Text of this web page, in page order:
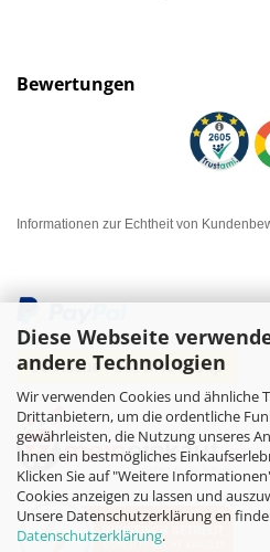
Diese Webseite
andere Technologien
Wir verwenden Cookies und ähnliche
Drittanbietern, um die ordentliche
gewährleisten, die Nutzung unseres
Ihnen ein bestmögliches
Klicken Sie auf "Weitere
Cookies anzeigen zu lassen und
Unsere Datenschutzerklärung en
Datenschutzerklärung.
Bewertungen
Informationen zur Echtheit von